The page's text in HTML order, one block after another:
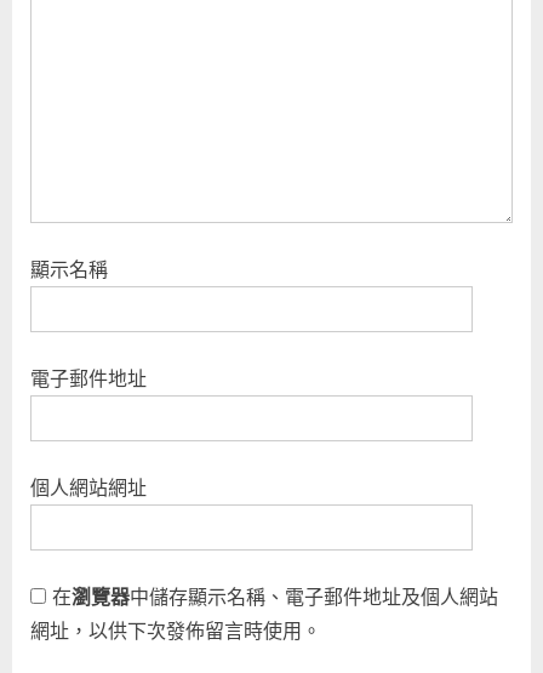
顯示名稱
電子郵件地址
個人網站網址
在瀏覽器中儲存顯示名稱、電子郵件地址及個人網站
網址，以供下次發佈留言時使用。